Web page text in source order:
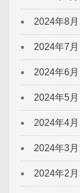
2024年8月
2024年7月
2024年6月
2024年5月
2024年4月
2024年3月
2024年2月